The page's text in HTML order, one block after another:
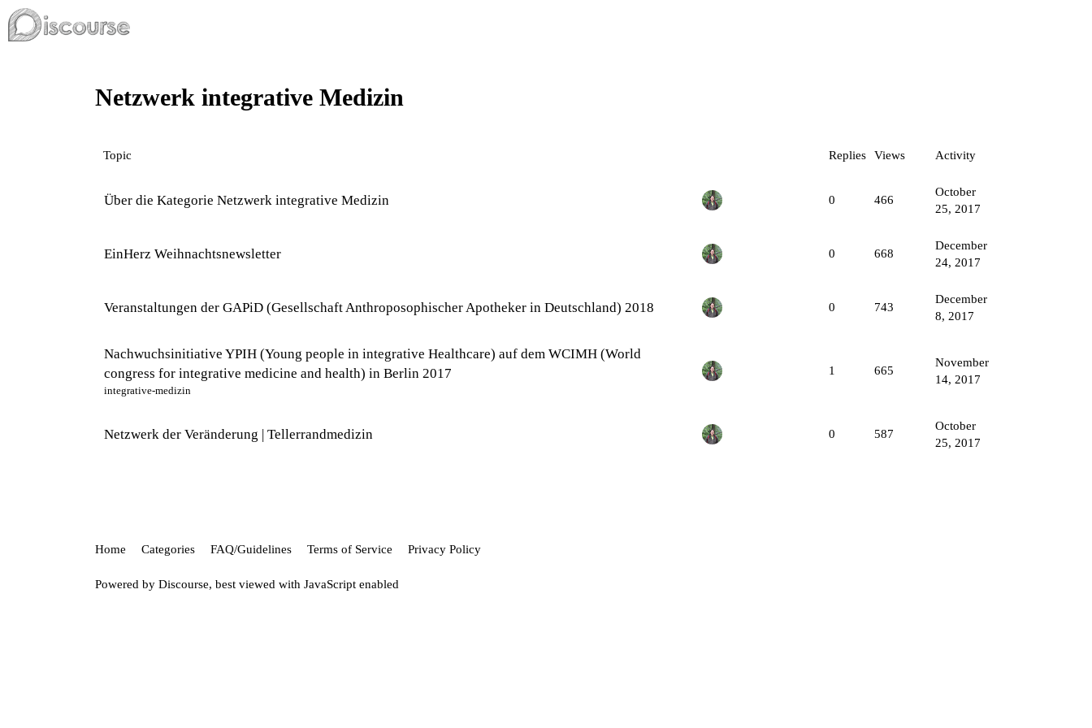
Netzwerk integrative Medizin
Topic Replies Views Activity
Über die Kategorie Netzwerk integrative Medizin 0 466
October
25, 2017
EinHerz Weihnachtsnewsletter 0 668
December
24, 2017
Veranstaltungen der GAPiD (Gesellschaft Anthroposophischer Apotheker in Deutschland) 2018 0 743
December
8, 2017
Nachwuchsinitiative YPIH (Young people in integrative Healthcare) auf dem WCIMH (World
congress for integrative medicine and health) in Berlin 2017
integrative-medizin
1 665
November
14, 2017
Netzwerk der Veränderung | Tellerrandmedizin 0 587
October
25, 2017
Home Categories FAQ/Guidelines Terms of Service Privacy Policy
Powered by Discourse, best viewed with JavaScript enabled